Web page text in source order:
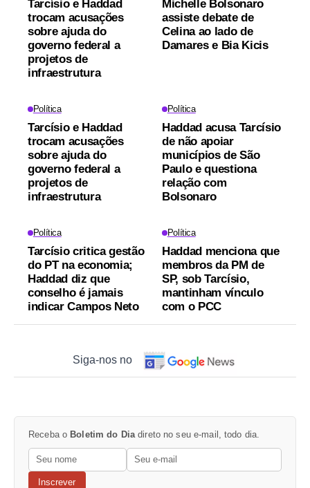
Tarcísio e Haddad
trocam acusações
sobre ajuda do
governo federal a
projetos de
infraestrutura
Michelle Bolsonaro
assiste debate de
Celina ao lado de
Damares e Bia Kicis
Política
Tarcísio e Haddad
trocam acusações
sobre ajuda do
governo federal a
projetos de
infraestrutura
Política
Haddad acusa Tarcísio
de não apoiar
municípios de São
Paulo e questiona
relação com
Bolsonaro
Política
Tarcísio critica gestão
do PT na economia;
Haddad diz que
conselho é jamais
indicar Campos Neto
Política
Haddad menciona que
membros da PM de
SP, sob Tarcísio,
mantinham vínculo
com o PCC
Siga-nos no
Receba o Boletim do Diadireto no seu e-mail, todo dia.
Inscrever